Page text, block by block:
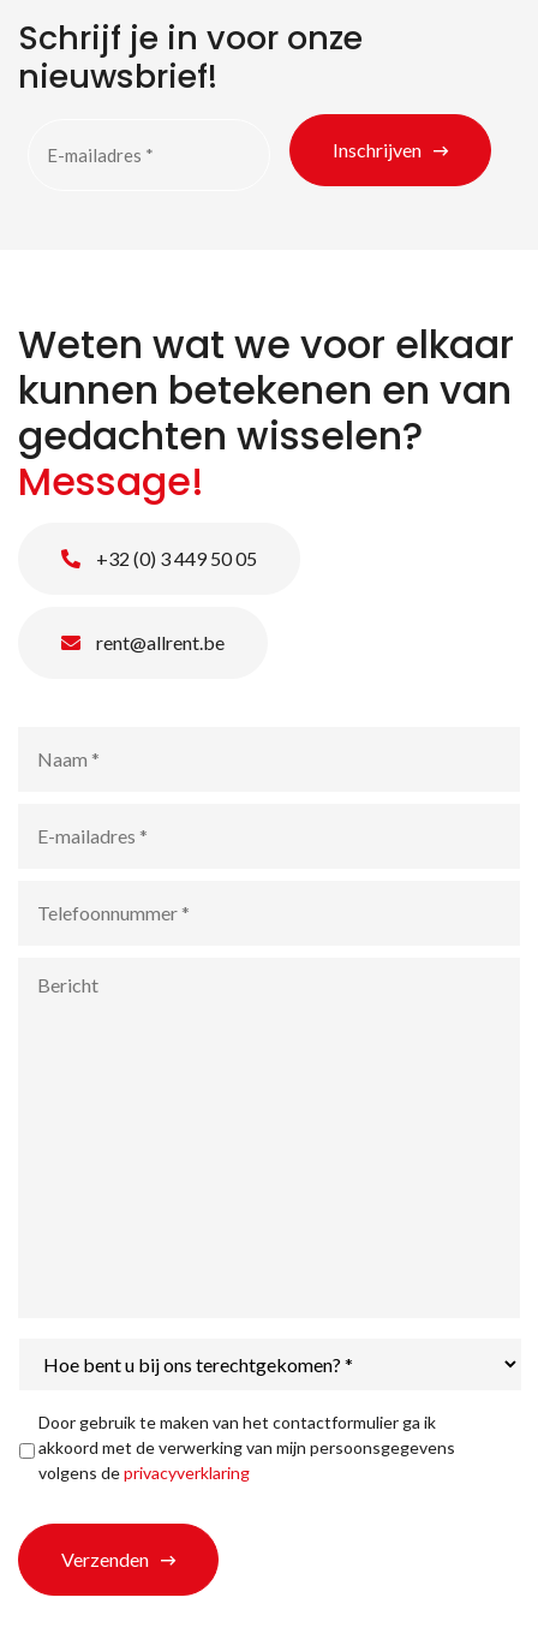
Schrijf je in voor onze
nieuwsbrief!
Inschrijven
Weten wat we voor elkaar
kunnen betekenen en van
gedachten wisselen?
Message!
+32 (0) 3 449 50 05
rent@allrent.be
mailadres *
bent
ons
terechtgekomen?
Privacyverklaring *
Door gebruik te maken van het contactformulier ga ik
akkoord met de verwerking van mijn persoonsgegevens
volgens deprivacyverklaring
Verzenden
Zoeken naar producten